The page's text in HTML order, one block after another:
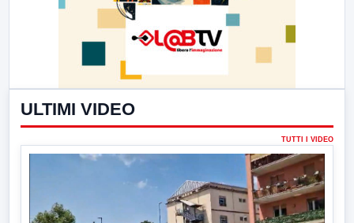
ULTIMI VIDEO
TUTTI I VIDEO